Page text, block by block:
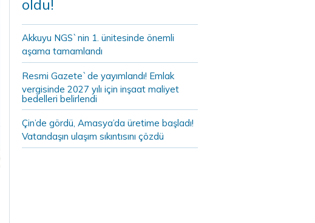
oldu!
Akkuyu NGS`nin 1. ünitesinde önemli
aşama tamamlandı
Resmi Gazete`de yayımlandı! Emlak
vergisinde 2027 yılı için inşaat maliyet
bedelleri belirlendi
Çin’de gördü, Amasya’da üretime başladı!
Vatandaşın ulaşım sıkıntısını çözdü